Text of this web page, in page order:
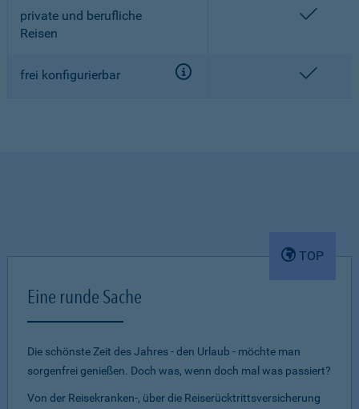
private und berufliche
Reisen
frei konfigurierbar
TOP
Eine runde Sache
Die schönste Zeit des Jahres - den Urlaub - möchte man
sorgenfrei genießen. Doch was, wenn doch mal was passiert?
Von der Reisekranken-, über die Reiserücktrittsversicherung